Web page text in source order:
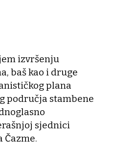
izvršenju
baš kao i druge
plana
područja stambene
sjednici
Čazme.